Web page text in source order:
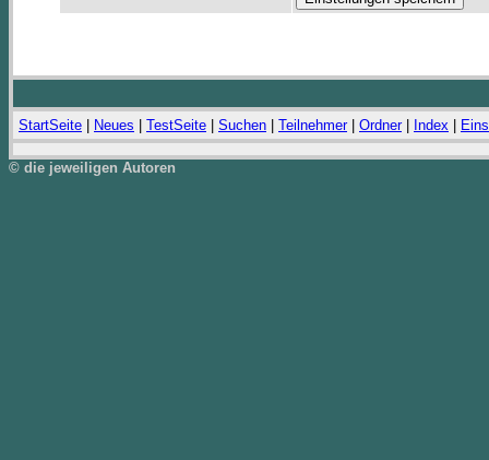
StartSeite Neues TestSeite Suchen Teilnehmer| Ordner| Index
© die jeweiligen Autoren